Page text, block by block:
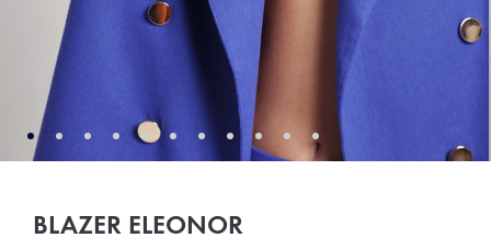
BLAZER ELEONOR